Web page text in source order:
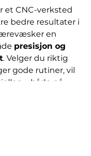
et CNC-verksted
bedre resultater i
en
presisjon og
. Velger du riktig
gode rutiner, vil
– både på